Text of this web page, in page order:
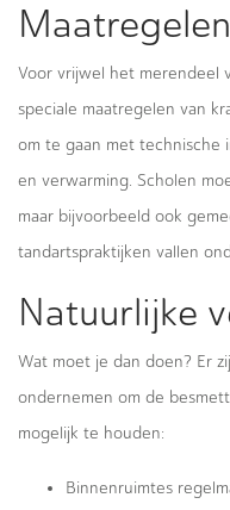
Voor vrijwel het merendeel
speciale maatregelen van
om te gaan met technische
en verwarming. Scholen
maar bijvoorbeeld ook
tandartspraktijken vallen
Natuurlijke
Wat moet je dan doen? Er
ondernemen om de
mogelijk te houden:
Binnenruimtes